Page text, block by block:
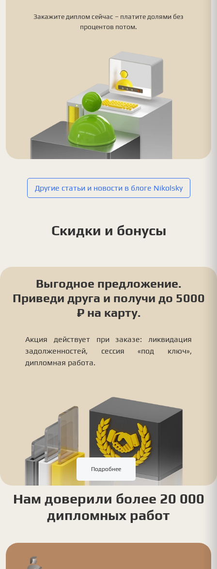
Закажите диплом сейчас – платите долями без
процентов потом.
Другие статьи и новости в блоге Nikolsky
Скидки и бонусы
Выгодное предложение.
Приведи друга и получи до 5000
₽ на карту.
Акция действует при заказе: ликвидация
задолженностей, сессия «под ключ»,
дипломная работа.
Подробнее
Нам доверили более 20 000
дипломных работ